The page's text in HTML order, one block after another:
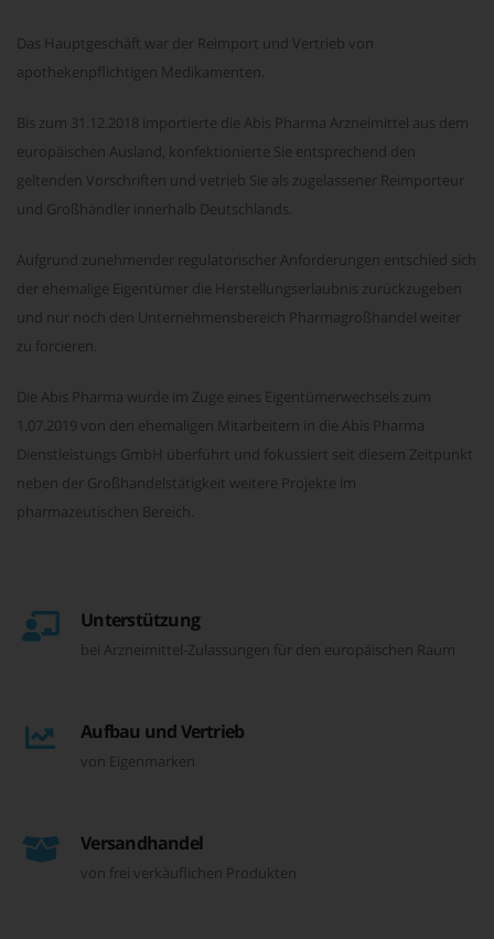
Das Hauptgeschäft war der Reimport und Vertrieb von
apothekenpflichtigen Medikamenten.
Bis zum 31.12.2018 importierte die Abis Pharma Arzneimittel aus dem
europäischen Ausland, konfektionierte Sie entsprechend den
geltenden Vorschriften und vetrieb Sie als zugelassener Reimporteur
und Großhändler innerhalb Deutschlands.
Aufgrund zunehmender regulatorischer Anforderungen entschied sich
der ehemalige Eigentümer die Herstellungserlaubnis zurückzugeben
und nur noch den Unternehmensbereich Pharmagroßhandel weiter
zu forcieren.
Die Abis Pharma wurde im Zuge eines Eigentümerwechsels zum
1.07.2019 von den ehemaligen Mitarbeitern in die Abis Pharma
Dienstleistungs GmbH überführt und fokussiert seit diesem Zeitpunkt
neben der Großhandelstätigkeit weitere Projekte im
pharmazeutischen Bereich.
Unterstützung
bei Arzneimittel-Zulassungen für den europäischen Raum
Aufbau und Vertrieb
von Eigenmarken
Versandhandel
von frei verkäuflichen Produkten